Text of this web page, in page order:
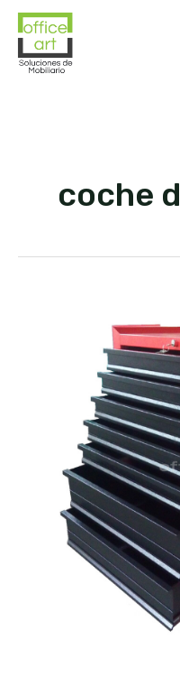
coche